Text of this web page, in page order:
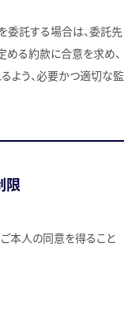
委託する場合は、委託先
める約款に合意を求め、
よう、必要かつ適切な監
限
本人の同意を得ること